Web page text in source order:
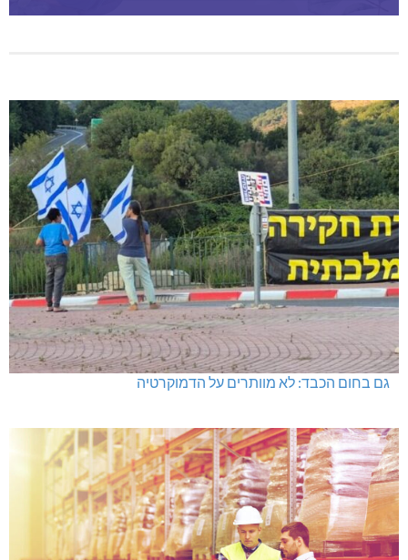
גם בחום הכבד: לא מוותרים על הדמוקרטיה